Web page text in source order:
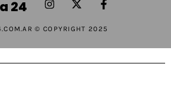
24
© COPYRIGHT 2025